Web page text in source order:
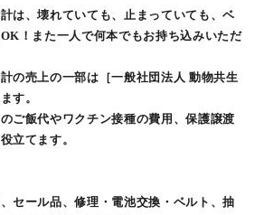
は、壊れていても、止まっていても、ベ
！また一人で何本でもお持ち込みいただ
の売上の一部は［一般社団法人 動物共生
す。
ご飯代やワクチン接種の費用、保護譲渡
立てます。
セール品、修理・電池交換・ベルト、抽